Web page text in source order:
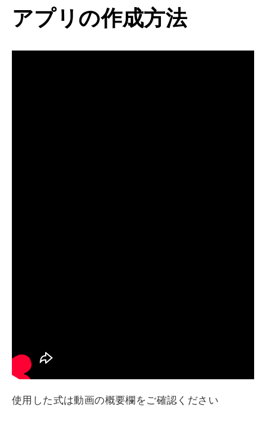
アプリの作成方法
使用した式は動画の概要欄をご確認ください